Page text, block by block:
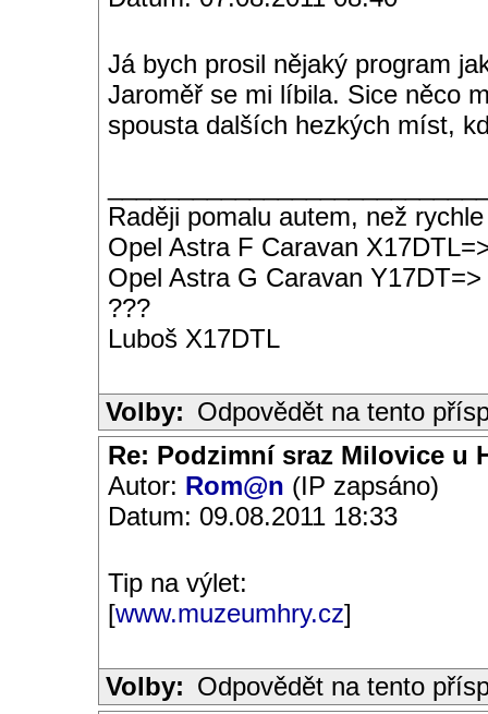
Já bych prosil nějaký program
Jaroměř se mi líbila. Sice něco
spousta dalších hezkých míst,
Raději pomalu autem, než
Opel Astra F Caravan
Opel Astra G Caravan Y17DT=>
???
Luboš X17DTL
Volby: Odpovědět na tento
Re: Podzimní sraz Milovice u
Autor: Rom@n (IP zapsáno)
Datum: 09.08.2011 18:33
Tip na výlet:
[www.muzeumhry.cz]
Volby: Odpovědět na tento